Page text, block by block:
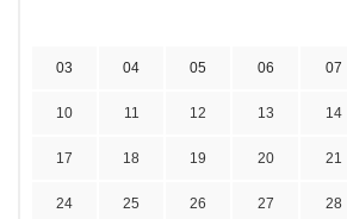
03 04 05 06 07
10 11 12 13 14
17 18 19 20 21
24 25 26 27 28